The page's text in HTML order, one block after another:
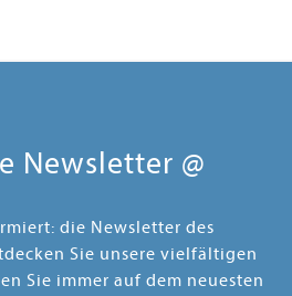
Newsletter @
die Newsletter des
Sie unsere vielfältigen
Sie immer auf dem neuesten